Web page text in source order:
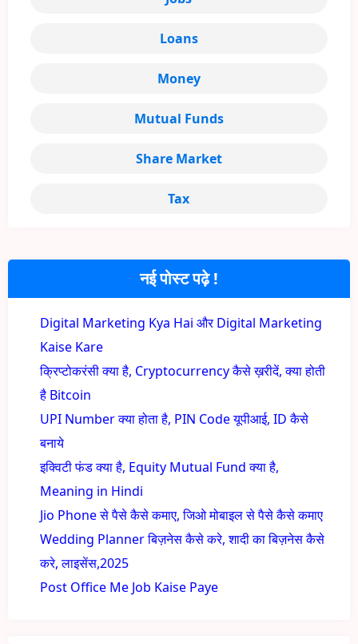
नई पोस्ट पढ़े !
Digital Marketing Kya Hai और Digital Marketing
Kaise Kare
क्रिप्टोकरंसी क्या है, Cryptocurrency कैसे ख़रीदें, क्या होती
है Bitcoin
UPI Number क्या होता है, PIN Code यूपीआई, ID कैसे
बनाये
इक्विटी फंड क्या है, Equity Mutual Fund क्या है,
Meaning in Hindi
Jio Phone से पैसे कैसे कमाए, जिओ मोबाइल से पैसे कैसे कमाए
Wedding Planner बिज़नेस कैसे करे, शादी का बिज़नेस कैसे
करे, लाइसेंस,2025
Post Office Me Job Kaise Paye
Loans
Money
Mutual Funds
Share Market
Tax